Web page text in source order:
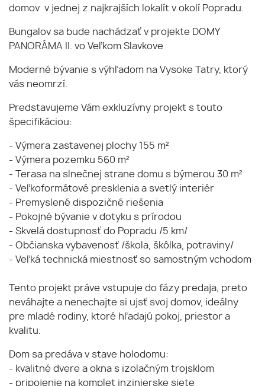
domov v jednej z najkrajších lokalít v okolí Popradu.
Bungalov sa bude nachádzať v projekte DOMY
PANORÁMA II. vo Veľkom Slavkove
Moderné bývanie s výhľadom na Vysoke Tatry, ktorý
vás neomrzí.
Predstavujeme Vám exkluzívny projekt s touto
špecifikáciou:
- Výmera zastavenej plochy 155 m²
- Výmera pozemku 560 m²
- Terasa na slnečnej strane domu s býmerou 30 m²
- Veľkoformátové presklenia a svetlý interiér
- Premyslené dispozičné riešenia
- Pokojné bývanie v dotyku s prírodou
- Skvelá dostupnosť do Popradu /5 km/
- Občianska vybavenosť /škola, škôlka, potraviny/
- Veľká technická miestnosť so samostným vchodom
Tento projekt práve vstupuje do fázy predaja, preto
neváhajte a nenechajte si ujsť svoj domov, ideálny
pre mladé rodiny, ktoré hľadajú pokoj, priestor a
kvalitu.
Dom sa predáva v stave holodomu:
- kvalitné dvere a okna s izolačným trojsklom
- pripojenie na komplet inzinierske siete